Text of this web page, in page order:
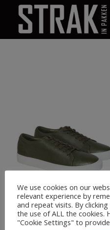
We use cookies on our
relevant experience by
and repeat visits. By
the use of ALL the cookies.
"Cookie Settings" to